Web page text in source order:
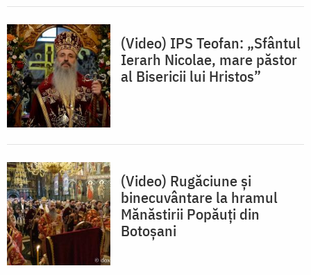
(Video) IPS Teofan: „Sfântul
Ierarh Nicolae, mare păstor
al Bisericii lui Hristos”
(Video) Rugăciune și
binecuvântare la hramul
Mănăstirii Popăuți din
Botoșani